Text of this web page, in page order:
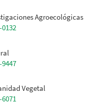
Agroecológicas
Vegetal